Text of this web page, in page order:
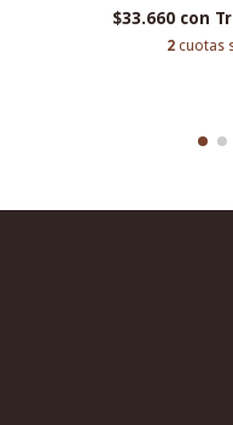
$33.660 con
2 cuotas